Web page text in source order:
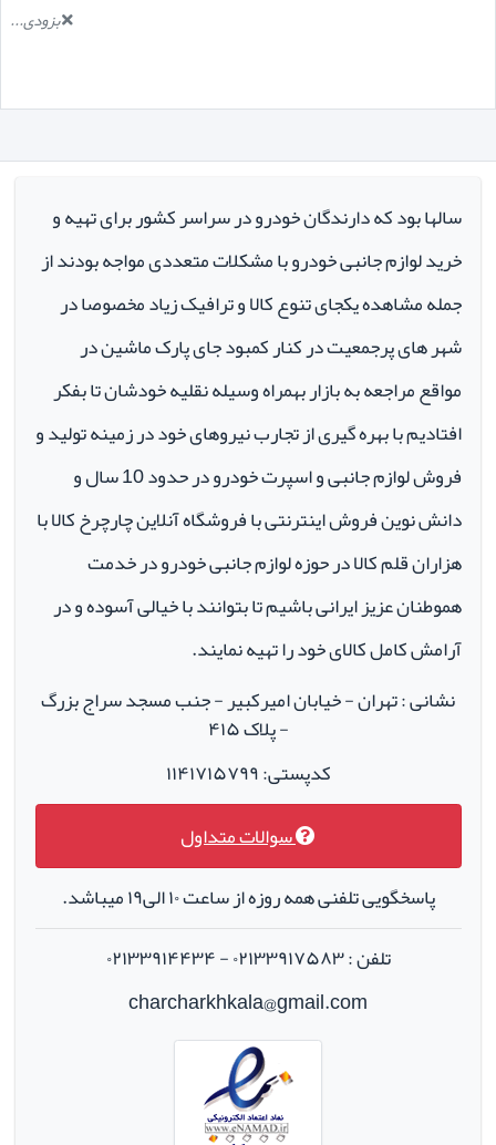
بزودی...
سالها بود که دارندگان خودرو در سراسر کشور برای تهیه و
خرید لوازم جانبی خودرو با مشکلات متعددی مواجه بودند از
جمله مشاهده یکجای تنوع کالا و ترافیک زیاد مخصوصا در
شهر های پرجمعیت در کنار کمبود جای پارک ماشین در
مواقع مراجعه به بازار بهمراه وسیله نقلیه خودشان تا بفکر
افتادیم با بهره گیری از تجارب نیروهای خود در زمینه تولید و
فروش لوازم جانبی و اسپرت خودرو در حدود 10 سال و
دانش نوین فروش اینترنتی با فروشگاه آنلاین چارچرخ کالا با
هزاران قلم کالا در حوزه لوازم جانبی خودرو در خدمت
هموطنان عزیز ایرانی باشیم تا بتوانند با خیالی آسوده و در
آرامش کامل کالای خود را تهیه نمایند.
نشانی : تهران - خیابان امیرکبیر - جنب مسجد سراج بزرگ
- پلاک ۴۱۵
کدپستی: ۱۱۴۱۷۱۵۷۹۹
سوالات متداول
پاسخگویی تلفنی همه روزه از ساعت ۱۰ الی۱۹ میباشد.
تلفن : ۰۲۱۳۳۹۱۷۵۸۳ - ۰۲۱۳۳۹۱۴۴۳۴
charcharkhkala@gmail.com